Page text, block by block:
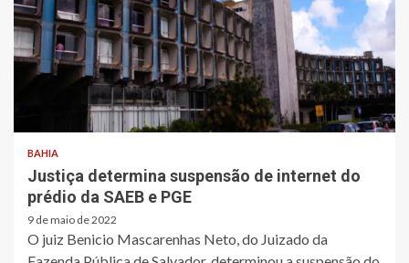
BAHIA
Justiça determina suspensão de internet do
prédio da SAEB e PGE
9 de maio de 2022
O juiz Benicio Mascarenhas Neto, do Juizado da